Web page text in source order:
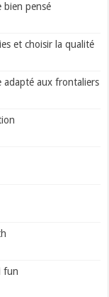
bien pensé
et choisir la qualité
adapté aux frontaliers
fun